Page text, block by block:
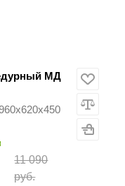
МД
11 090
руб.